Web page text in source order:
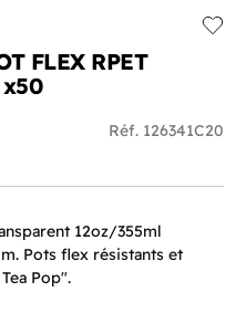
FLEX RPET
Réf. 126341C20
12oz/355ml
Pots flex résistants et
Pop".